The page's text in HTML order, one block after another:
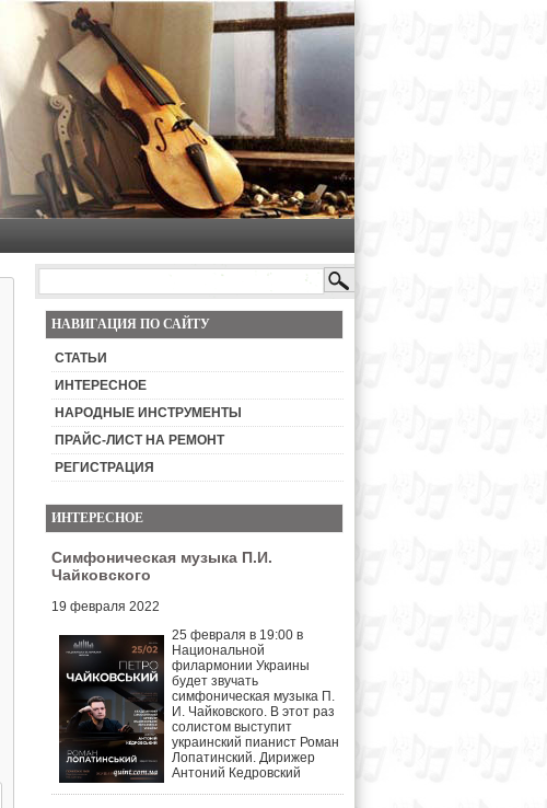
НАВИГАЦИЯ ПО САЙТУ
СТАТЬИ
ИНТЕРЕСНОЕ
НАРОДНЫЕ ИНСТРУМЕНТЫ
ПРАЙС-ЛИСТ НА РЕМОНТ
РЕГИСТРАЦИЯ
ИНТЕРЕСНОЕ
Симфоническая музыка П.И.
Чайковского
19 февраля 2022
25 февраля в 19:00 в
Национальной
филармонии Украины
будет звучать
симфоническая музыка П.
И. Чайковского. В этот раз
солистом выступит
украинский пианист Роман
Лопатинский. Дирижер
Антоний Кедровский